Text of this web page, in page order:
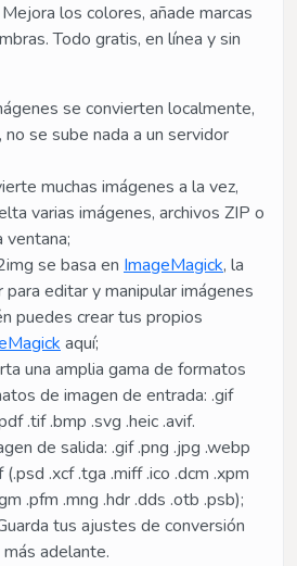
los colores, añade marcas
Todo gratis, en línea y sin
se convierten localmente,
se sube nada a un servidor
muchas imágenes a la vez,
varias imágenes, archivos ZIP o
ventana;
se basa en ImageMagick, la
editar y manipular imágenes
puedes crear tus propios
aquí;
una amplia gama de formatos
de imagen de entrada: .gif
.tif .bmp .svg .heic .avif.
de salida: .gif .png .jpg .webp
.xcf .tga .miff .ico .dcm .xpm
.pfm .mng .hdr .dds .otb .psb);
tus ajustes de conversión
adelante.